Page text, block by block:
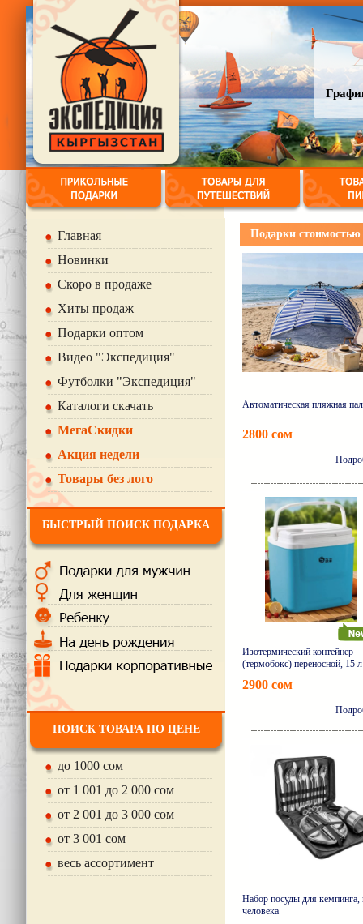
Главная
Новинки
Скоро в продаже
Хиты продаж
Подарки оптом
Видео "Экспедиция"
Футболки "Экспедиция"
Каталоги скачать
МегаСкидки
Акция недели
Товары без лого
БЫСТРЫЙ ПОИСК ПОДАРКА
ПОИСК ТОВАРА ПО ЦЕНЕ
до 1000 сом
от 1 001 до 2 000 сом
от 2 001 до 3 000 сом
от 3 001 сом
весь ассортимент
Подарки стоимостью
Автоматическая пляжная
2800 сом
Изотермический контейнер
(термобокс) переносной, 15 л
2900 сом
Набор посуды для кемпинга,
человека